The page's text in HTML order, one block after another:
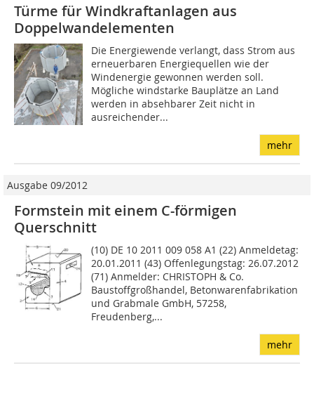
Türme für Windkraftanlagen aus
Doppelwandelementen
Die Energiewende verlangt, dass Strom aus
erneuerbaren Energiequellen wie der
Windenergie gewonnen werden soll.
Mögliche windstarke Bauplätze an Land
werden in absehbarer Zeit nicht in
ausreichender...
mehr
Ausgabe 09/2012
Formstein mit einem C-förmigen
Querschnitt
(10) DE 10 2011 009 058 A1 (22) Anmeldetag:
20.01.2011 (43) Offenlegungstag: 26.07.2012
(71) Anmelder: CHRISTOPH & Co.
Baustoffgroßhandel, Betonwarenfabrikation
und Grabmale GmbH, 57258,
Freudenberg,...
mehr